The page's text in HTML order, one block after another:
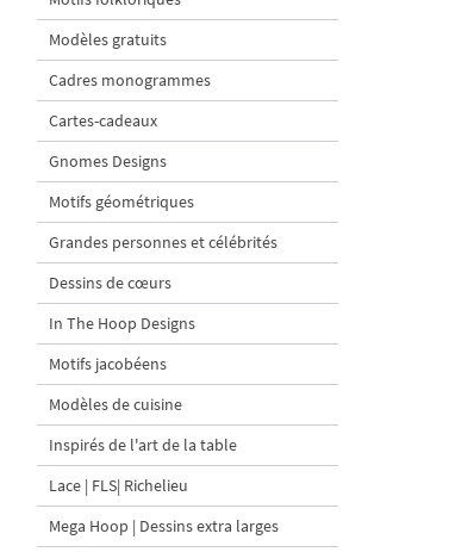
Modèles gratuits
Cadres monogrammes
Cartes-cadeaux
Gnomes Designs
Motifs géométriques
Grandes personnes et célébrités
Dessins de cœurs
In The Hoop Designs
Motifs jacobéens
Modèles de cuisine
Inspirés de l'art de la table
Lace | FLS| Richelieu
Mega Hoop | Dessins extra larges